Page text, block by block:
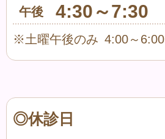
午後 4:30～7:30
※土曜午後のみ 4:00～6:00
◎休診日